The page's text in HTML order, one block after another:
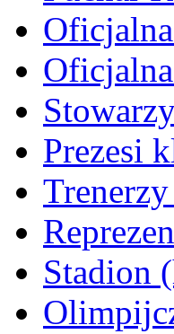
Prezesi
Stadion